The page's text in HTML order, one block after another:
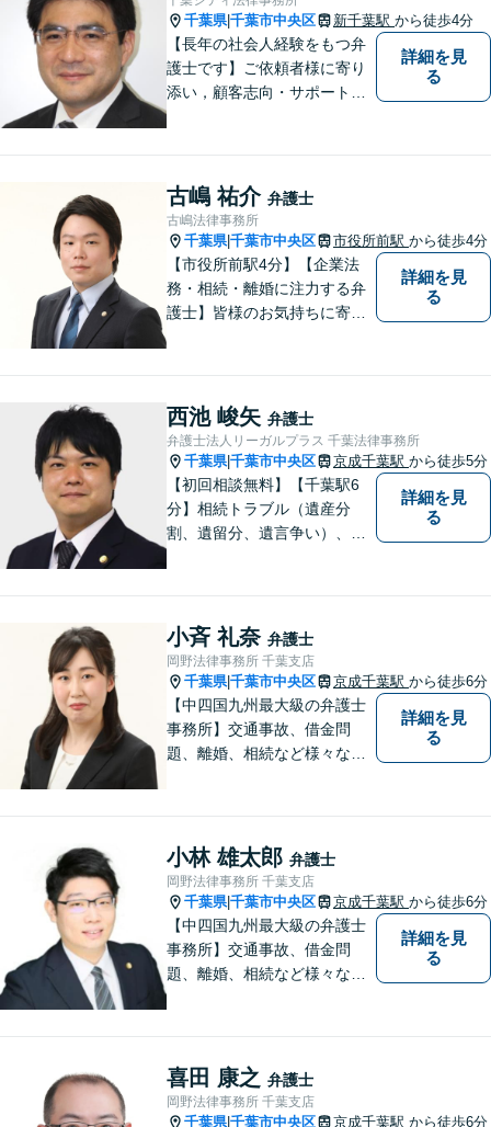
対応実績あり】
千葉県|千葉市中央区 新千葉駅 から徒歩4分
【長年の社会人経験をもつ弁
護士です】ご依頼者様に寄り
添い，顧客志向・サポート精
応】ご相談者様の精神的負担
を軽減することも重視してい
る弁護士です。【千葉駅徒歩
７分】
詳細を見
る
古嶋 祐介 弁護士
古嶋法律事務所
千葉県|千葉市中央区 市役所前駅 から徒歩4分
【市役所前駅4分】【企業法
務・相続・離婚に注力する弁
護士】皆様のお気持ちに寄り
まいります。お困りごとがあ
れば、お早めにご相談くださ
い。【オンライン相談可】
詳細を見
る
西池 峻矢 弁護士
弁護士法人リーガルプラス 千葉法律事務所
千葉県|千葉市中央区 京成千葉駅 から徒歩5分
【初回相談無料】【千葉駅6
分】相続トラブル（遺産分
割、遺留分、遺言争い）、交
渉、遺留分請求なども対応。
詳細を見
る
小斉 礼奈 弁護士
岡野法律事務所 千葉支店
千葉県|千葉市中央区 京成千葉駅 から徒歩6分
【中四国九州最大級の弁護士
事務所】交通事故、借金問
題、離婚、相続など様々な問
い！
詳細を見
る
小林 雄太郎 弁護士
岡野法律事務所 千葉支店
千葉県|千葉市中央区 京成千葉駅 から徒歩6分
【中四国九州最大級の弁護士
事務所】交通事故、借金問
題、離婚、相続など様々な問
い！
詳細を見
る
喜田 康之 弁護士
岡野法律事務所 千葉支店
千葉県|千葉市中央区 京成千葉駅 から徒歩6分